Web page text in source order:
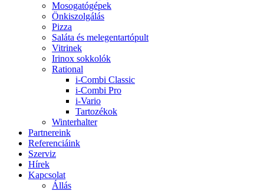
Mosogatógépek
Önkiszolgálás
Pizza
Saláta és melegentartópult
Vitrinek
Irinox sokkolók
Rational
i-Combi Classic
i-Combi Pro
i-Vario
Tartozékok
Winterhalter
Partnereink
Referenciáink
Szerviz
Hírek
Kapcsolat
Állás